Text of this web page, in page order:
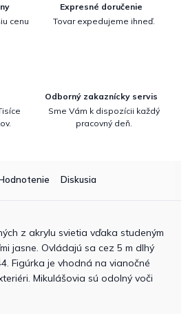
cenu
Expresné doručenie
Tovar expedujeme ihneď.
Odborný zakaznícky servis
Sme Vám k dispozícii každý
pracovný deň.
Diskusia
z akrylu svietia vďaka studeným
jasne. Ovládajú sa cez 5 m dlhý
Figúrka je vhodná na vianočné
Mikulášovia sú odolný voči